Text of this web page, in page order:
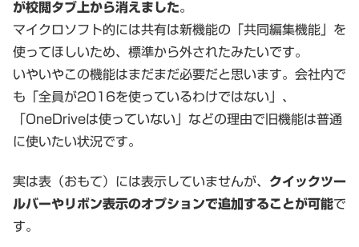
が校閲タブ上から消えました。
マイクロソフト的には共有は新機能の「共同編集機能」を
使ってほしいため、標準から外されたみたいです。
いやいやこの機能はまだまだ必要だと思います。会社内で
も「全員が2016を使っているわけではない」、
「OneDriveは使っていない」などの理由で旧機能は普通
に使いたい状況です。
実は表（おもて）には表示していませんが、 クイックツー
ルバーやリボン表示のオプションで追加することが可能で
す。